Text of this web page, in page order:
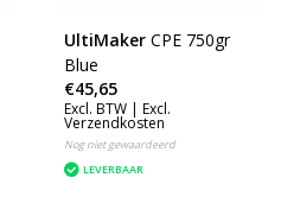
UltiMaker CPE 750gr
Blue
€45,65
Excl. BTW | Excl.
Verzendkosten
Nog niet gewaardeerd
LEVERBAAR